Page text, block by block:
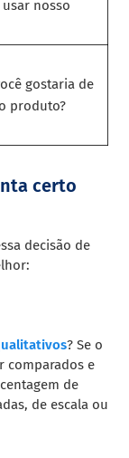
nosso
gostaria de
produto?
certo
decisão de
? Se o
comparados e
de
de escala ou